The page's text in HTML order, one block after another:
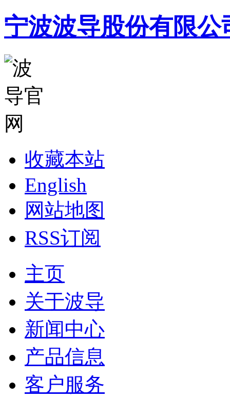
宁波波导股份有限公
收藏本站
English
网站地图
RSS订阅
主页
关于波导
新闻中心
产品信息
客户服务